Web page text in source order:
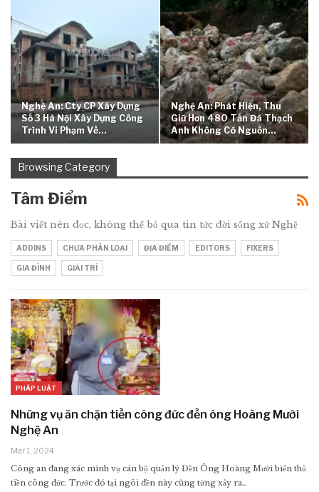
Nghệ An: Cty CP Xây Dựng
Số 3 Hà Nội Xây Dựng Công
Trình Vi Phạm Về…
Nghệ An: Phát Hiện, Thu
Giữ Hơn 480 Tấn Đá Thạch
Anh Không Có Nguồn…
Browsing Category
Tâm Điểm
Bài viết nên đọc, không thể bỏ qua tin tức đời sống xứ Nghệ
ADDINS CHƯA PHÂN LOẠI ĐỊA ĐIỂM EDITORS FIXERS
GIA ĐÌNH GIẢI TRÍ
PHÁP LUẬT
Những vụ ăn chặn tiền công đức đền ông Hoàng Mười
Nghệ An
Mar 1, 2024
Công an đang xác minh vụ cán bộ quản lý Đền Ông Hoàng Mười biển thủ
tiền công đức. Trước đó tại ngôi đền này cũng từng xảy ra…